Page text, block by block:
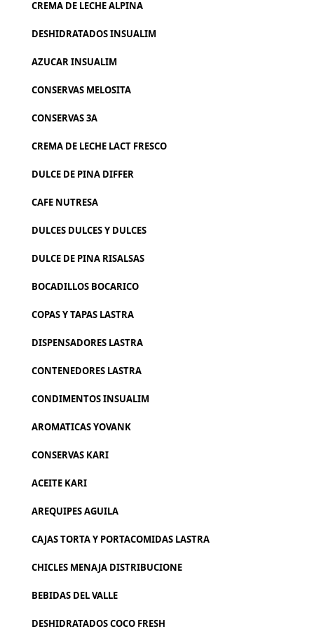
CREMA DE LECHE ALPINA
DESHIDRATADOS INSUALIM
AZUCAR INSUALIM
CONSERVAS MELOSITA
CONSERVAS 3A
CREMA DE LECHE LACT FRESCO
DULCE DE PINA DIFFER
CAFE NUTRESA
DULCES DULCES Y DULCES
DULCE DE PINA RISALSAS
BOCADILLOS BOCARICO
COPAS Y TAPAS LASTRA
DISPENSADORES LASTRA
CONTENEDORES LASTRA
CONDIMENTOS INSUALIM
AROMATICAS YOVANK
CONSERVAS KARI
ACEITE KARI
AREQUIPES AGUILA
CAJAS TORTA Y PORTACOMIDAS LASTRA
CHICLES MENAJA DISTRIBUCIONE
BEBIDAS DEL VALLE
DESHIDRATADOS COCO FRESH